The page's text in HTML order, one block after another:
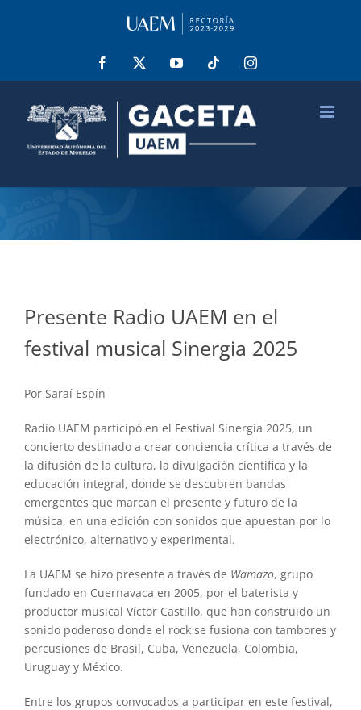
Facebook YouTube Tiktok Instagram
Presente Radio UAEM en el
festival musical Sinergia 2025
Por Saraí Espín
Radio UAEM participó en el Festival Sinergia 2025, un
concierto destinado a crear conciencia crítica a través de
la difusión de la cultura, la divulgación científica y la
educación integral, donde se descubren bandas
emergentes que marcan el presente y futuro de la
música, en una edición con sonidos que apuestan por lo
electrónico, alternativo y experimental.
La UAEM se hizo presente a través de Wamazo, grupo
fundado en Cuernavaca en 2005, por el baterista y
productor musical Víctor Castillo, que han construido un
sonido poderoso donde el rock se fusiona con tambores y
percusiones de Brasil, Cuba, Venezuela, Colombia,
Uruguay y México.
Entre los grupos convocados a participar en este festival,